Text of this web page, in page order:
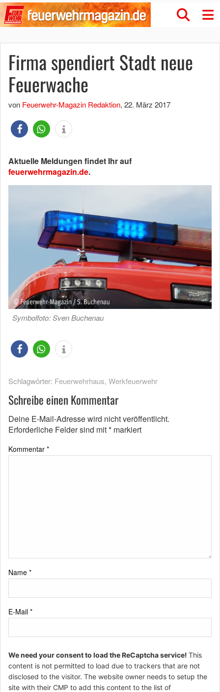
Firma spendiert Stadt neue
Feuerwache
von Feuerwehr-Magazin Redaktion, 22. März 2017
Aktuelle Meldungen findet Ihr auf
feuerwehrmagazin.de.
Symbolfoto: Sven Buchenau
Schlagwörter: Feuerwehrhaus, Werkfeuerwehr
Schreibe einen Kommentar
Deine E-Mail-Adresse wird nicht veröffentlicht.
Erforderliche Felder sind mit* markiert
Kommentar *
Name *
E-Mail *
We need your consent to load the ReCaptcha service! This
content is not permitted to load due to trackers that are not
disclosed to the visitor. The website owner needs to setup the
site with their CMP to add this content to the list of